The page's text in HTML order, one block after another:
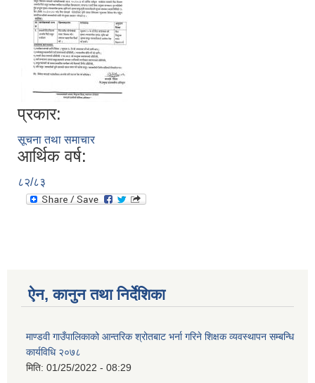
प्रकार:
सूचना तथा समाचार
आर्थिक वर्ष:
८२/८३
ऐन, कानुन तथा निर्देशिका
माण्डवी गाउँपालिकाको आन्तरिक श्रोतबाट भर्ना गरिने शिक्षक व्यवस्थापन सम्बन्धि
कार्यविधि २०७८
मिति: 01/25/2022 - 08:29